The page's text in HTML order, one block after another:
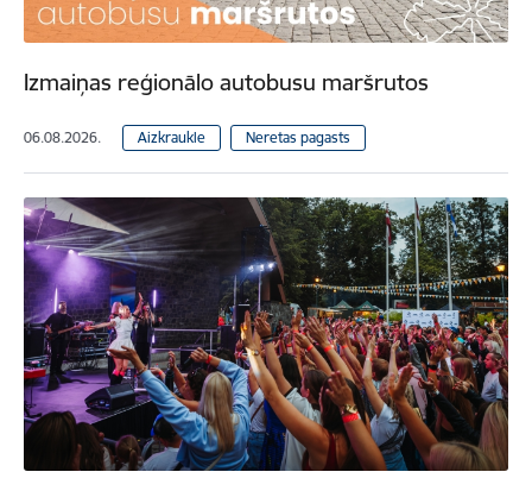
Izmaiņas reģionālo autobusu maršrutos
06.08.2026. Aizkraukle Neretas pagasts